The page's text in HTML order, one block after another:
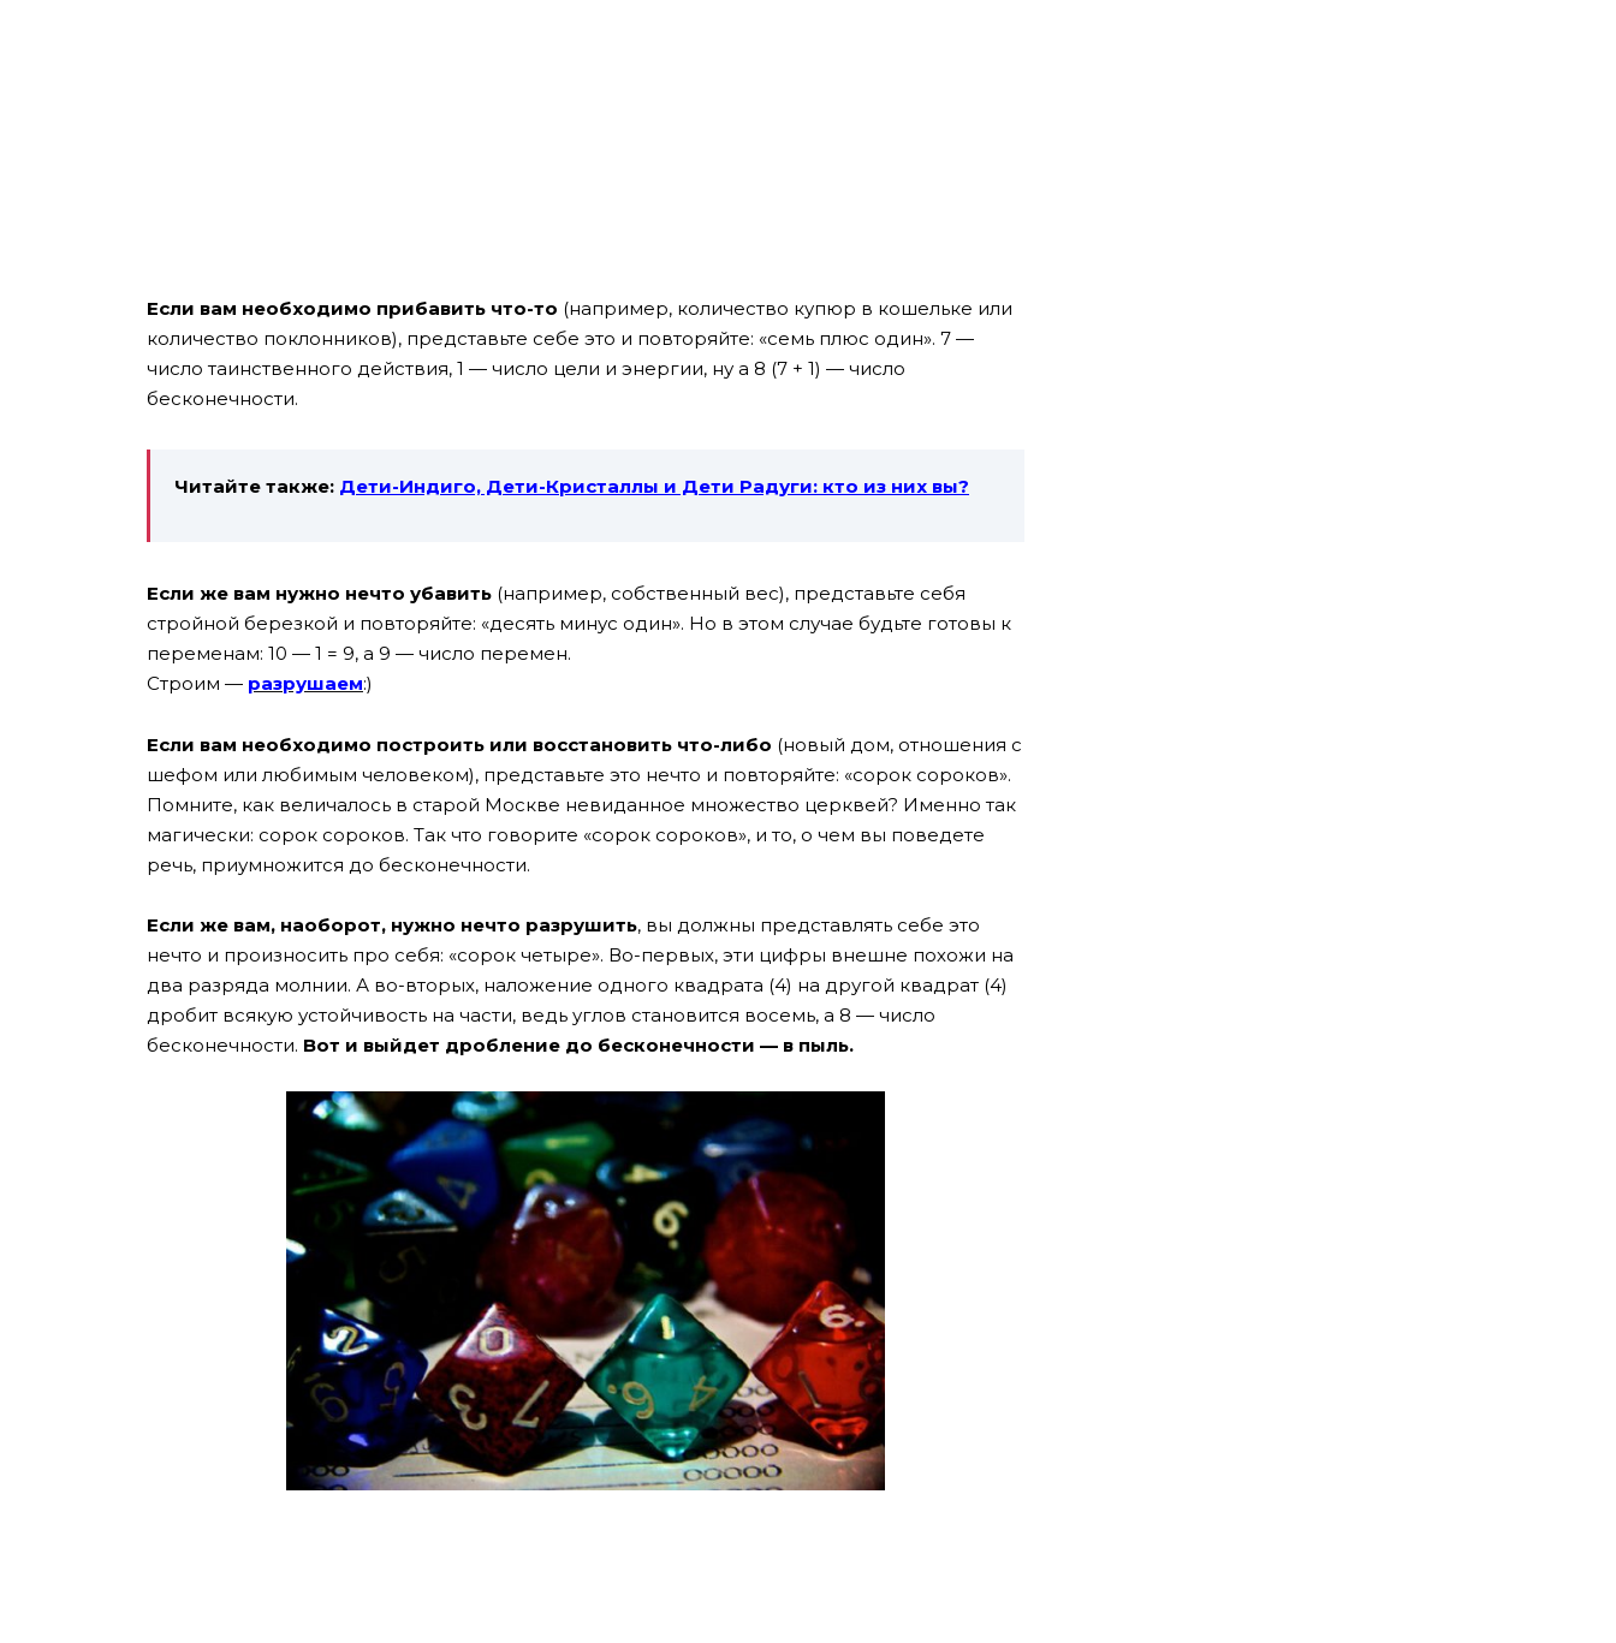
Если вам необходимо прибавить что-то (например, количество купюр в кошельке или
количество поклонников), представьте себе это и повторяйте: «семь плюс один». 7 —
число таинственного действия, 1 — число цели и энергии, ну а 8 (7 + 1) — число
бесконечности.
Читайте также: Дети-Индиго, Дети-Кристаллы и Дети Радуги: кто из них вы?
Если же вам нужно нечто убавить (например, собственный вес), представьте себя
стройной березкой и повторяйте: «десять минус один». Но в этом случае будьте готовы к
переменам: 10 — 1 = 9, а 9 — число перемен.
Строим — разрушаем:)
Если вам необходимо построить или восстановить что-либо (новый дом, отношения с
шефом или любимым человеком), представьте это нечто и повторяйте: «сорок сороков».
Помните, как величалось в старой Москве невиданное множество церквей? Именно так
магически: сорок сороков. Так что говорите «сорок сороков», и то, о чем вы поведете
речь, приумножится до бесконечности.
Если же вам, наоборот, нужно нечто разрушить, вы должны представлять себе это
нечто и произносить про себя: «сорок четыре». Во-первых, эти цифры внешне похожи на
два разряда молнии. А во-вторых, наложение одного квадрата (4) на другой квадрат (4)
дробит всякую устойчивость на части, ведь углов становится восемь, а 8 — число
бесконечности. Вот и выйдет дробление до бесконечности — в пыль.